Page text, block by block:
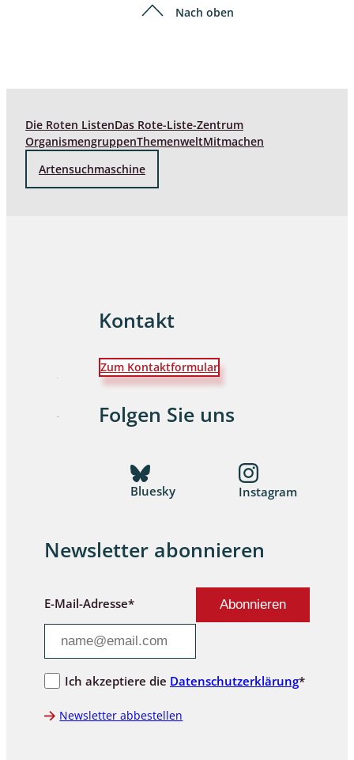
Nach oben
Die Roten ListenDas Rote-Liste-Zentrum
OrganismengruppenThemenweltMitmachen
Artensuchmaschine
Kontakt
Zum Kontaktformular
Folgen Sie uns
Bluesky Instagram
Newsletter abonnieren
E-Mail-Adresse*
Ich akzeptiere die Datenschutzerklärung*
Newsletter abbestellen